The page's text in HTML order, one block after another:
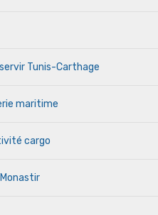
Tunis-Carthage
maritime
cargo